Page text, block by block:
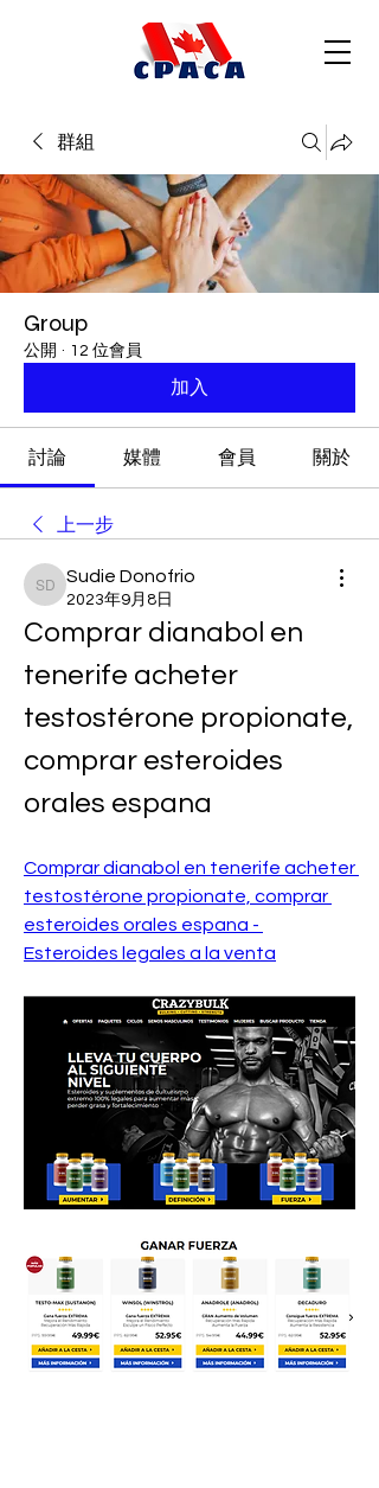
群組
Group
公開 · 12 位會員
加入
討論 媒體 會員 關於
上一步
Sudie Donofrio
Sudie Donofrio
2023年9月8日
Comprar dianabol en
tenerife acheter
testostérone propionate,
comprar esteroides
orales espana
Comprar dianabol en tenerife acheter
testostérone propionate, comprar
esteroides orales espana -
Esteroides legales a la venta